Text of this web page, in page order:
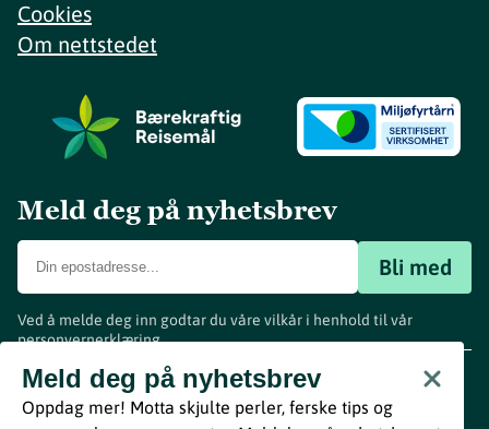
Cookies
Om nettstedet
Meld deg på nyhetsbrev
Bli med
Ved å melde deg inn godtar du våre vilkår i henhold til vår
personvernerklæring.
Meld deg på nyhetsbrev
Oppdag mer! Motta skjulte perler, ferske tips og
www.visitvestfold.com
Turistinformasjon